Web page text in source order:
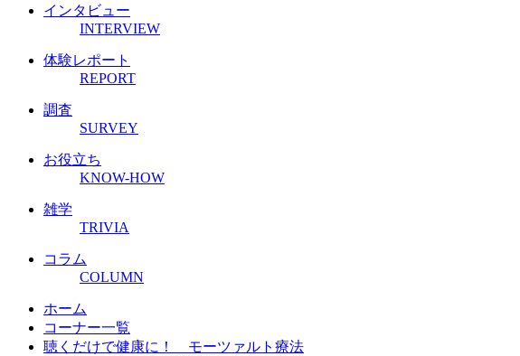
インタビュー
INTERVIEW
体験レポート
REPORT
調査
SURVEY
お役立ち
KNOW-HOW
雑学
TRIVIA
コラム
COLUMN
ホーム
コーナー一覧
聴くだけで健康に！ モーツァルト療法